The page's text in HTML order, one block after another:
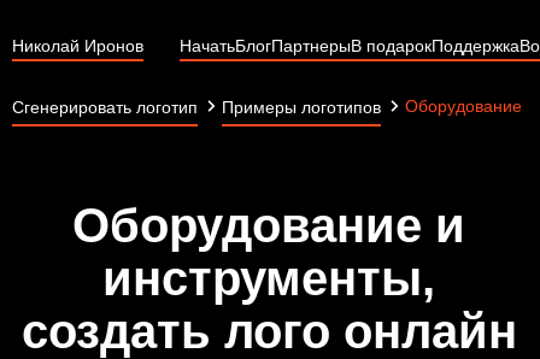
Николай Иронов НачатьБлогПартнерыВ подарокПоддержка
Сгенерировать логотип Примеры логотипов Оборудование и
Оборудование и
инструменты,
создать лого онлайн